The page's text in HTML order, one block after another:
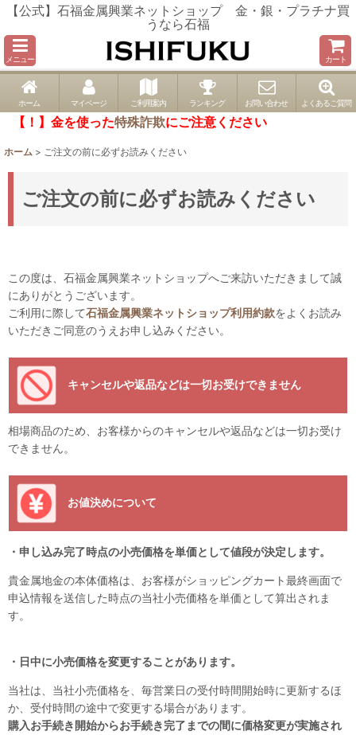
【公式】石福金属興業ネットショップ 金・銀・プラチナ買
うなら石福
メニュー カート
ホーム マイページ ご利用案内 ランキング お問い合わせ よくあるご質問
【！】金を使った特殊詐欺にご注意ください
ホーム > ご注文の前に必ずお読みください
ご注文の前に必ずお読みください
この度は、石福金属興業ネットショップへご来訪いただきまして誠
にありがとうございます。
ご利用に際して石福金属興業ネットショップ利用約款をよくお読み
いただきご同意のうえお申し込みください。
キャンセルや返品などは一切お受けできません
相場商品のため、お客様からのキャンセルや返品などは一切お受け
できません。
お値決めについて
・申し込み完了時点の小売価格を単価として値段が決定します。
貴金属地金の本体価格は、お客様がショッピングカート最終画面で
申込情報を送信した時点の当社小売価格を単価として算出されま
す。
・日中に小売価格を変更することがあります。
当社は、当社小売価格を、毎営業日の受付時間開始時に更新するほ
か、受付時間の途中で変更する場合があります。
購入お手続き開始からお手続き完了までの間に価格変更が実施され